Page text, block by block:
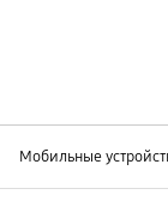
Мобильные